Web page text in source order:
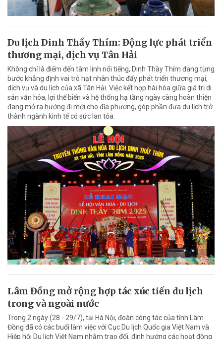
Du lịch Dinh Thầy Thím: Động lực phát triển
thương mại, dịch vụ Tân Hải
Không chỉ là điểm đến tâm linh nổi tiếng, Dinh Thầy Thím đang từng
bước khẳng định vai trò hạt nhân thúc đẩy phát triển thương mại,
dịch vụ và du lịch của xã Tân Hải. Việc kết hợp hài hòa giữa giá trị di
sản văn hóa, lợi thế biển và hệ thống hạ tầng ngày càng hoàn thiện
đang mở ra hướng đi mới cho địa phương, góp phần đưa du lịch trở
thành ngành kinh tế có sức lan tỏa.
Lâm Đồng mở rộng hợp tác xúc tiến du lịch
trong và ngoài nước
Trong 2 ngày (28 - 29/7), tại Hà Nội, đoàn công tác của tỉnh Lâm
Đồng đã có các buổi làm việc với Cục Du lịch Quốc gia Việt Nam và
Hiệp hội Du lịch Việt Nam nhằm trao đổi, định hướng các hoạt động